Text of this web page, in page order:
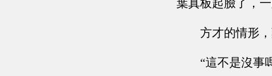
葉真板起臉了，一
方才的情形
“這不是沒事